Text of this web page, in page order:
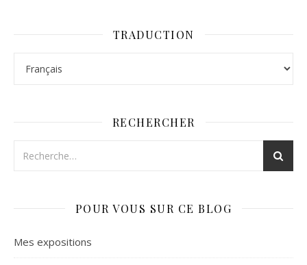
TRADUCTION
RECHERCHER
POUR VOUS SUR CE BLOG
Mes expositions